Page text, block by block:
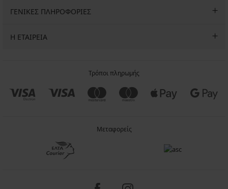
ΓΕΝΙΚΕΣ ΠΛΗΡΟΦΟΡΙΕΣ
Η ΕΤΑΙΡΕΙΑ
Τρόποι πληρωμής
Μεταφορείς